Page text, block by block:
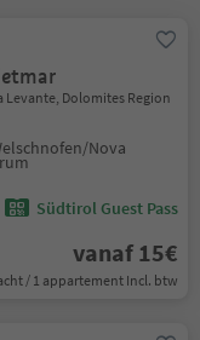
Dolomites Region
Nova
Südtirol Guest Pass
vanaf 15€
/ 1 appartement Incl. btw